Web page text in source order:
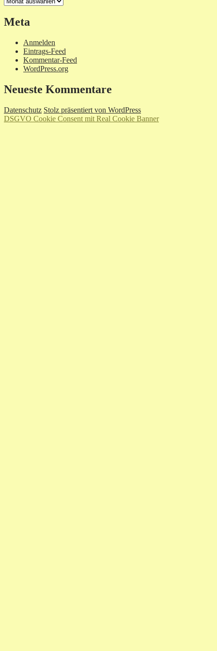
Meta
Anmelden
Eintrags-Feed
Kommentar-Feed
WordPress.org
Neueste Kommentare
Datenschutz Stolz präsentiert von WordPress
DSGVO Cookie Consent mit Real Cookie Banner